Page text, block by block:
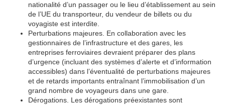
nationalité d’un passager ou le lieu d’établissement au sein
de l’UE du transporteur, du vendeur de billets ou du
voyagiste est interdite.
Perturbations majeures. En collaboration avec les
gestionnaires de l’infrastructure et des gares, les
entreprises ferroviaires devraient préparer des plans
d’urgence (incluant des systèmes d’alerte et d’information
accessibles) dans l’éventualité de perturbations majeures
et de retards importants entraînant l’immobilisation d’un
grand nombre de voyageurs dans une gare.
Dérogations. Les dérogations préexistantes sont